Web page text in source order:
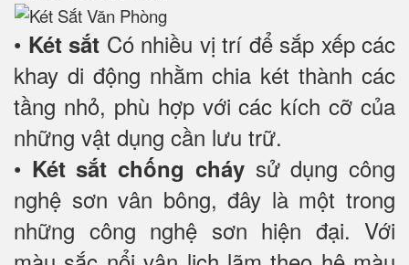
• Két sắt Có nhiều vị trí để sắp xếp các
khay di động nhằm chia két thành các
tầng nhỏ, phù hợp với các kích cỡ của
những vật dụng cần lưu trữ.
• Két sắt chống cháysử dụng công
nghệ sơn vân bông, đây là một trong
những công nghệ sơn hiện đại. Với